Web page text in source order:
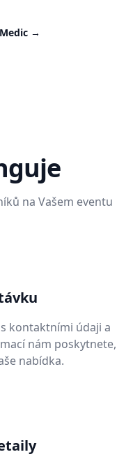
→
na Vašem eventu
kontaktními údaji a
nám poskytnete,
nabídka.